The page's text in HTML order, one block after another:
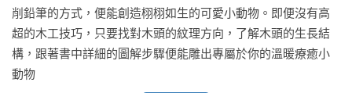
削鉛筆的方式，便能創造栩栩如生的可愛小動物。即便沒有高
超的木工技巧，只要找對木頭的紋理方向，了解木頭的生長結
構，跟著書中詳細的圖解步驟便能雕出專屬於你的溫暖療癒小